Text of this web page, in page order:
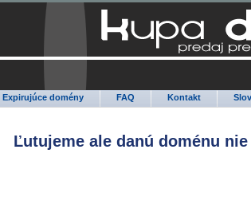
Expirujúce domény FAQ Kontakt
Ľutujeme ale danú doménu